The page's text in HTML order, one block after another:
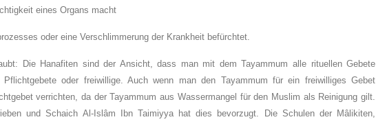
eines Organs macht
oder eine Verschlimmerung der Krankheit befürchtet.
Die Hanafiten sind der Ansicht, dass man mit dem Tayammum alle rituellen Gebete
oder freiwillige. Auch wenn man den Tayammum für ein freiwilliges Gebet
verrichten, da der Tayammum aus Wassermangel für den Muslim als Reinigung gilt.
und Schaich Al-Islâm Ibn Taimiyya hat dies bevorzugt. Die Schulen der Mâlikiten,